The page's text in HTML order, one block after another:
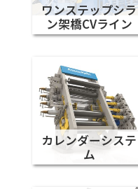
ワンステップシラ
ン架橋CVライン
カレンダーシステ
ム